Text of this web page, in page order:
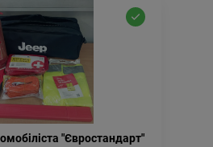
"Євростандарт"